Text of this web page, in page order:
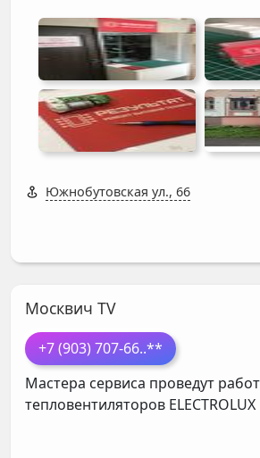
Южнобутовская ул., 66
Москвич TV
+7 (903) 707-66..**
Мастера сервиса проведут
тепловентиляторов ELECTROLUX